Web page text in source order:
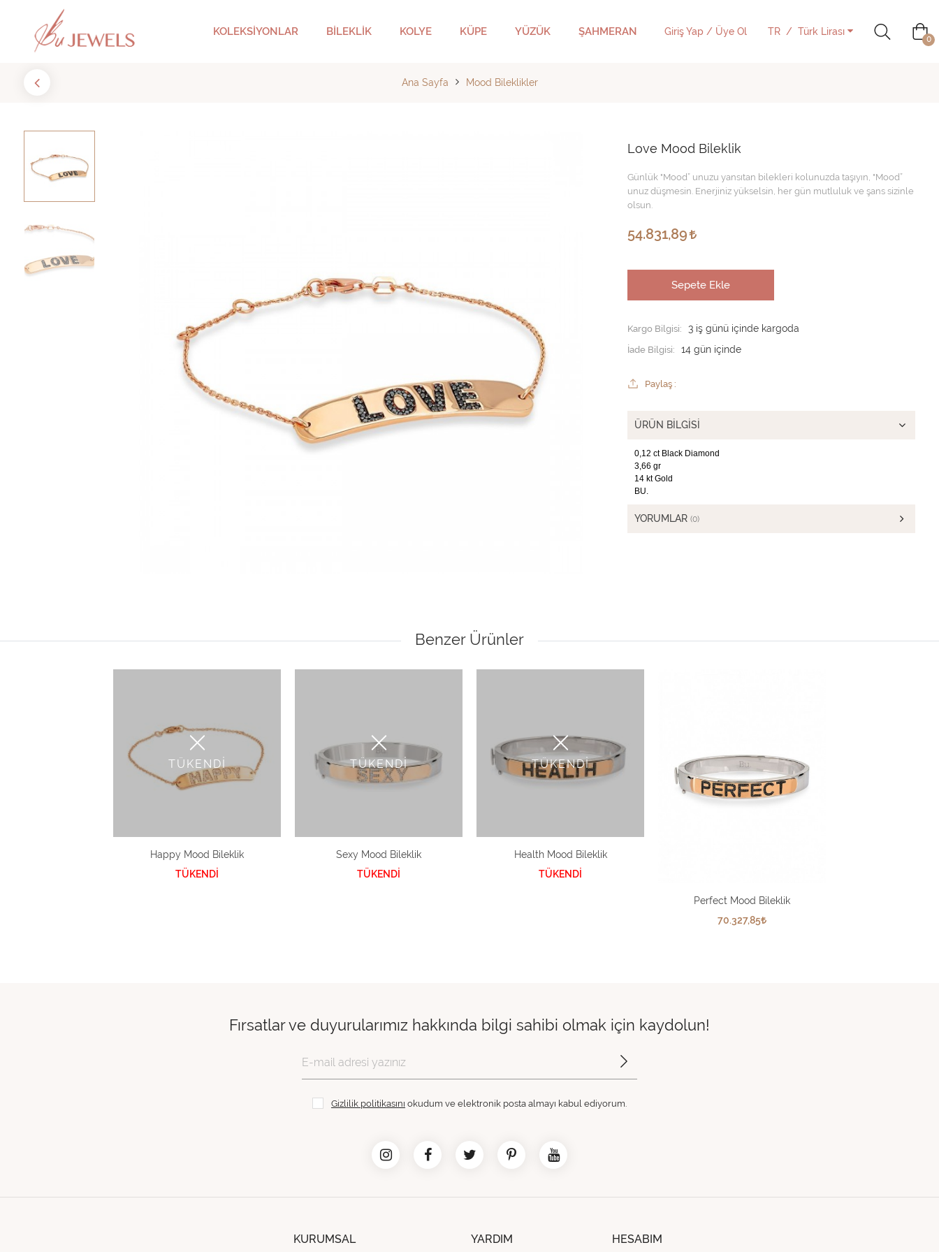
KOLEKSİYONLAR BİLEKLİK KOLYE KÜPE YÜZÜK ŞAHMERAN Giriş Yap / Üye Ol TR Türk Lirası
0
Ana Sayfa Mood Bileklikler
Love Mood Bileklik
Günlük "Mood” unuzu yansıtan bilekleri kolunuzda taşıyın, "Mood”
unuz düşmesin. Enerjiniz yükselsin, her gün mutluluk ve şans sizinle
olsun.
54.831,89
Sepete Ekle
Kargo Bilgisi:
3 iş günü içinde kargoda
İade Bilgisi:
Paylaş :
ÜRÜN BILGISI
0,12 ct Black Diamond
3,66 gr
14 kt Gold
BU.
YORUMLAR (0)
Benzer Ürünler
TÜKENDİ
Happy Mood Bileklik
TÜKENDİ
TÜKENDİ
Sexy Mood Bileklik
TÜKENDİ
TÜKENDİ
Health Mood Bileklik
TÜKENDİ
Perfect Mood Bileklik
70.327,85
Fırsatlar ve duyurularımız hakkında bilgi sahibi olmak için kaydolun!
Gizlilik politikasını okudum ve elektronik posta almayı kabul ediyorum.
KURUMSAL YARDIM HESABIM